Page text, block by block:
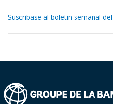
Suscríbase al boletín semanal